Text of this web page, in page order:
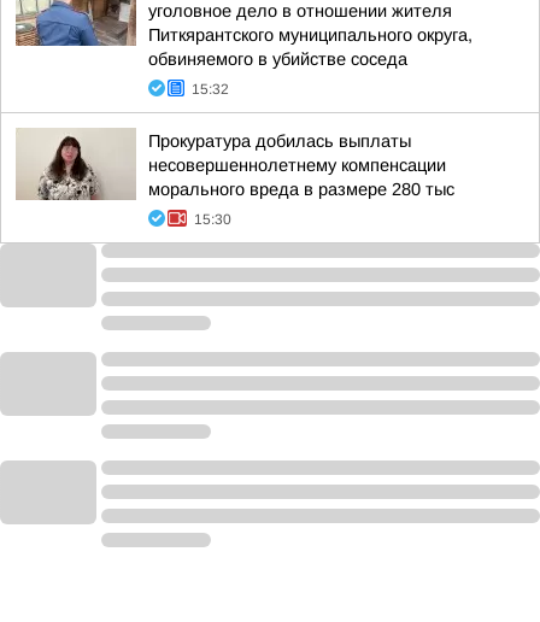
уголовное дело в отношении жителя
Питкярантского муниципального округа,
обвиняемого в убийстве соседа
15:32
Прокуратура добилась выплаты
несовершеннолетнему компенсации
морального вреда в размере 280 тыс
15:30